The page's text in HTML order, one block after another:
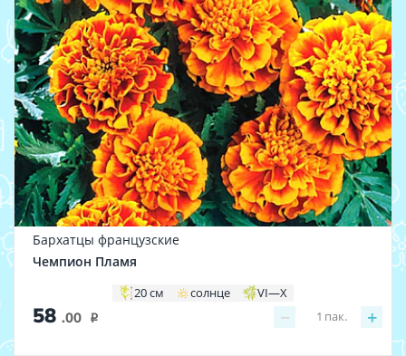
Бархатцы французские
Чемпион Пламя
20 см солнце VI—X
58 .00 i − +
1 пак.